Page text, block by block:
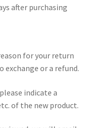
after purchasing
for your return
exchange or a refund.
indicate a
of the new product.